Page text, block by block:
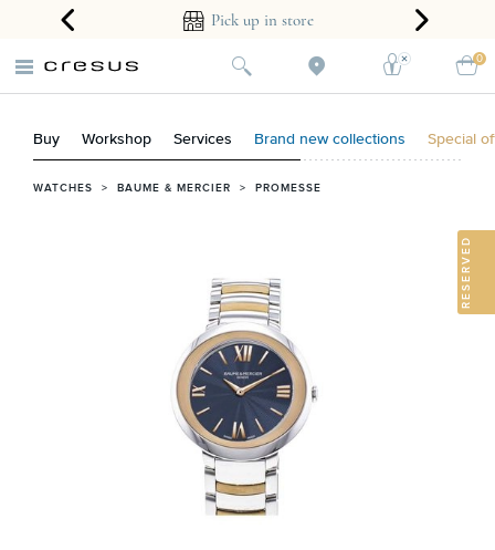
guarantee Pick up in store
0
Buy Workshop Services Brand new collections Special
WATCHES > BAUME & MERCIER > PROMESSE
RESERVED